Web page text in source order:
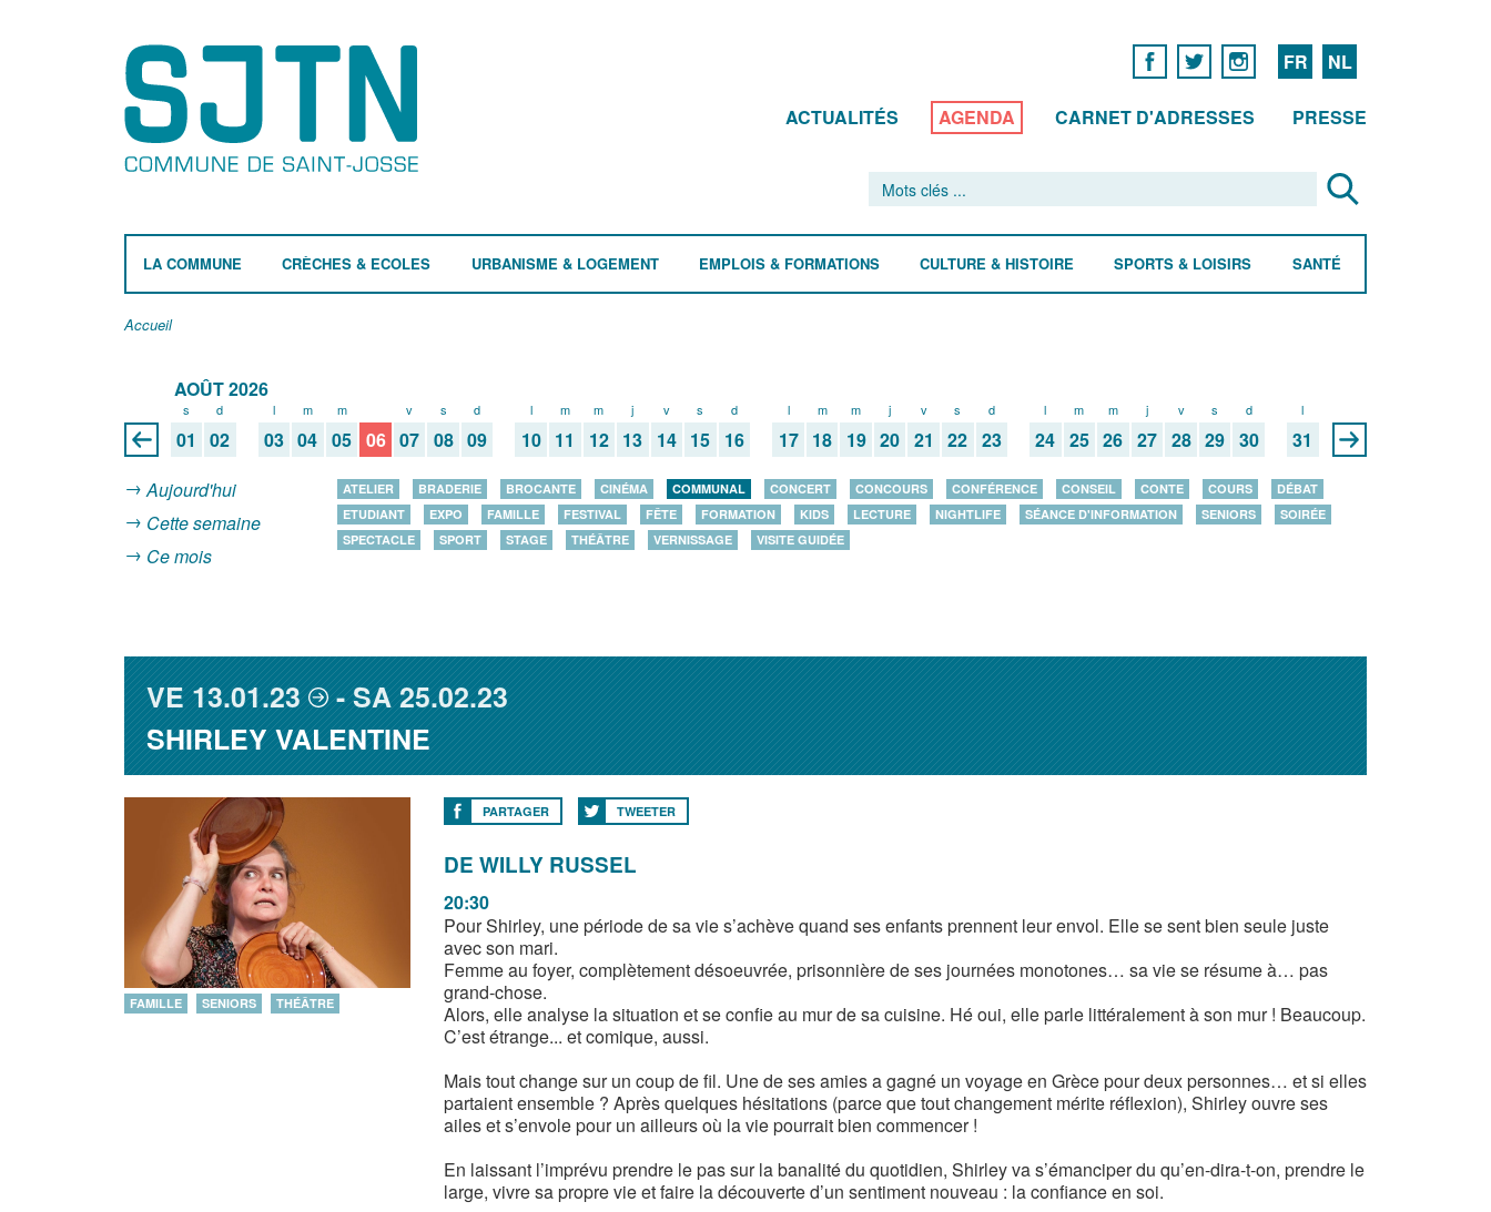
FR NL
ACTUALITÉS AGENDA CARNET D'ADRESSES PRESSE
LA COMMUNE CRÈCHES & ECOLES URBANISME & LOGEMENT EMPLOIS & FORMATIONS CULTURE & HISTOIRE SPORTS & LOISIRS SANTÉ
Accueil
AOÛT 2026
s
01
d
02
l
03
m
04
m
05 06
v
07
s
08
d
09
l
10
m
11
m
12
j
13
v
14
s
15
d
16
l
17
m
18
m
19
j
20
v
21
s
22
d
23
l
24
m
25
m
26
j
27
v
28
s
29
d
30
l
31
Aujourd'hui
Cette semaine
Ce mois
ATELIER BRADERIE BROCANTE CINÉMA COMMUNAL CONCERT CONCOURS CONFÉRENCE CONSEIL CONTE COURS
DÉBAT
ETUDIANT
EXPO FAMILLE FESTIVAL FÊTE FORMATION KIDS LECTURE NIGHTLIFE SÉANCE D'INFORMATION SENIORS
SOIRÉE
SPECTACLE
SPORT STAGE THÉÂTRE VERNISSAGE VISITE GUIDÉE
VE13.01.23 SA25.02.23
SHIRLEY VALENTINE
FAMILLE SENIORS THÉÂTRE
PARTAGER TWEETER
DE WILLY RUSSEL
20:30
Pour Shirley, une période de sa vie s’achève quand ses enfants prennent leur envol. Elle se sent bien seule juste
avec son mari.
Femme au foyer, complètement désoeuvrée, prisonnière de ses journées monotones… sa vie se résume à… pas
grand-chose.
Alors, elle analyse la situation et se confie au mur de sa cuisine. Hé oui, elle parle littéralement à son mur ! Beaucoup.
C’est étrange... et comique, aussi.
Mais tout change sur un coup de fil. Une de ses amies a gagné un voyage en Grèce pour deux personnes… et si elles
partaient ensemble ? Après quelques hésitations (parce que tout changement mérite réflexion), Shirley ouvre ses
ailes et s’envole pour un ailleurs où la vie pourrait bien commencer !
En laissant l’imprévu prendre le pas sur la banalité du quotidien, Shirley va s’émanciper du qu’en-dira-t-on, prendre le
large, vivre sa propre vie et faire la découverte d’un sentiment nouveau : la confiance en soi.